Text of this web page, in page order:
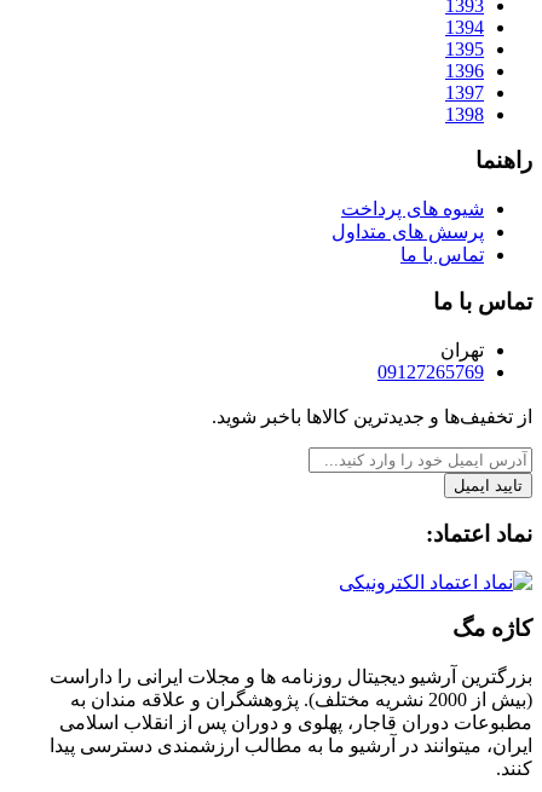
1393
1394
1395
1396
1397
1398
راهنما
شیوه های پرداخت
پرسش های متداول
تماس با ما
تماس با ما
تهران
09127265769
از تخفیف‌ها و جدیدترین‌ کالاها باخبر شوید.
تایید ایمیل
نماد اعتماد:
کاژه مگ
بزرگترین آرشیو دیجیتال روزنامه ها و مجلات ایرانی را داراست
(بیش از 2000 نشریه مختلف). پژوهشگران و علاقه مندان به
مطبوعات دوران قاجار، پهلوی و دوران پس از انقلاب اسلامی
ایران، میتوانند در آرشیو ما به مطالب ارزشمندی دسترسی پیدا
کنند.